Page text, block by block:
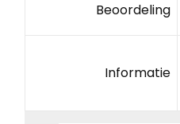
Beoordeling
Informatie